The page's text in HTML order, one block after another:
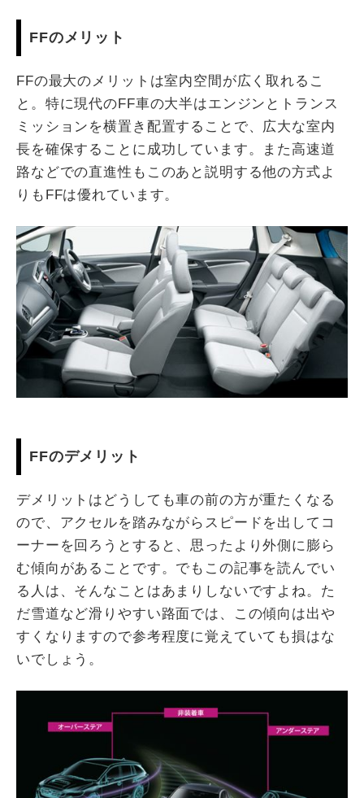
FFのメリット
FFの最大のメリットは室内空間が広く取れるこ
と。特に現代のFF車の大半はエンジンとトランス
ミッションを横置き配置することで、広大な室内
長を確保することに成功しています。また高速道
路などでの直進性もこのあと説明する他の方式よ
りもFFは優れています。
FFのデメリット
デメリットはどうしても車の前の方が重たくなる
ので、アクセルを踏みながらスピードを出してコ
ーナーを回ろうとすると、思ったより外側に膨ら
む傾向があることです。でもこの記事を読んでい
る人は、そんなことはあまりしないですよね。た
だ雪道など滑りやすい路面では、この傾向は出や
すくなりますので参考程度に覚えていても損はな
いでしょう。